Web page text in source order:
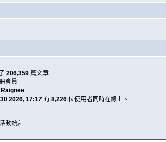
206,359篇文章
會員
2026, 17:17 有 8,226位使用者同時在線上。
動統計